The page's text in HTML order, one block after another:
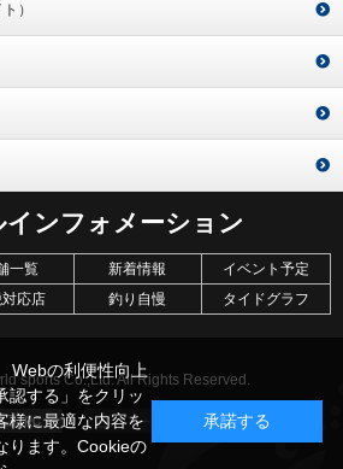
）
インフォメーション
一覧 新着情報
イベント予定
応店 釣り自慢
タイドグラフ
sports Co.,Ltd. All Rights Reserved.
Webの利便性向上
認する」をクリッ
様に最適な内容を
ります。Cookieの
承諾する